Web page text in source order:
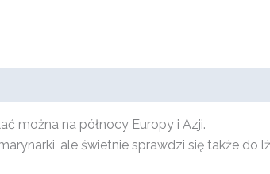
można na północy Europy i Azji.
ale świetnie sprawdzi się także do